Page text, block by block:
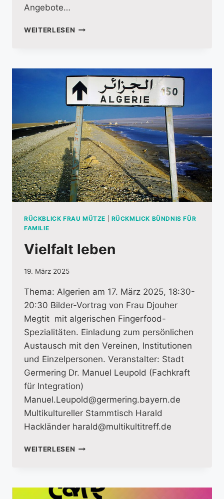
Angebote…
WEITERLESEN INFOVORMITTAG
DES
JOBCENTERS
ZUM
BERUFLICHEN
WIEDEREINSTIEG
RÜCKBLICK FRAU MÜTZE
RÜCKMLICK BÜNDNIS FÜR
FAMILIE
Vielfalt leben
19. März 2025
Thema: Algerien am 17. März 2025, 18:30-
20:30 Bilder-Vortrag von Frau Djouher
Megtit mit algerischen Fingerfood-
Spezialitäten. Einladung zum persönlichen
Austausch mit den Vereinen, Institutionen
und Einzelpersonen. Veranstalter: Stadt
Germering Dr. Manuel Leupold (Fachkraft
für Integration)
Manuel.Leupold@germering.bayern.de
Multikultureller Stammtisch Harald
Hackländer harald@multikultitreff.de
WEITERLESEN VIELFALT